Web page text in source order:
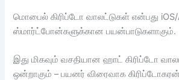
மொபைல் கிரிப்டோ வாலட்டுகள் என்பது iOS/
ஸ்மார்ட்போன்களுக்கான பயன்பாடுகளாகும்.
இது மிகவும் வசதியான ஹாட் கிரிப்டோ
ஒன்றாகும் – பயனர் விரைவாக